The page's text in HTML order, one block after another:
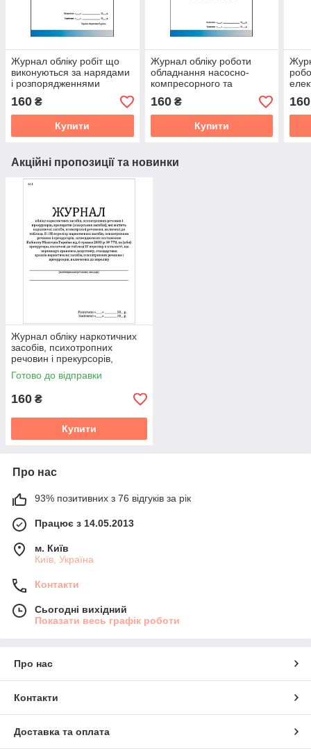
Журнал обліку робіт що
виконуються за нарядами
і розпорядженнями
(висотні роботи)
160 ₴
Купити
Журнал обліку роботи
обладнання насосно-
компресорного та
випарного відділень АГЗС
160₴
Купити
160
Акційні пропозиції та новинки
Журнал обліку наркотичних
засобів, психотропних
речовин і прекурсорів,
препаратів (лікарських
засобів), які містять наркот
(613)
Готово до відправки
160 ₴
Купити
Про нас
93% позитивних з 76 відгуків за рік
Працює з 14.05.2013
м. Київ
Київ, Україна
Контакти
Сьогодні вихідний
Показати весь графік роботи
Про нас
Контакти
Доставка та оплата